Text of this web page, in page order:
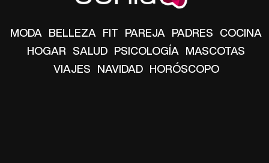
MODA BELLEZA FIT PAREJA PADRES COCINA
HOGAR SALUD PSICOLOGÍA MASCOTAS
VIAJES NAVIDAD HORÓSCOPO